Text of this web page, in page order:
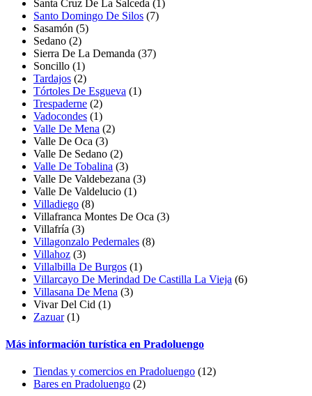
Santa Cruz De La Salceda (1)
Santo Domingo De Silos (7)
Sasamón (5)
Sedano (2)
Sierra De La Demanda (37)
Soncillo (1)
Tardajos (2)
Tórtoles De Esgueva (1)
Trespaderne (2)
Vadocondes (1)
Valle De Mena (2)
Valle De Oca (3)
Valle De Sedano (2)
Valle De Tobalina (3)
Valle De Valdebezana (3)
Valle De Valdelucio (1)
Villadiego (8)
Villafranca Montes De Oca (3)
Villafría (3)
Villagonzalo Pedernales (8)
Villahoz (3)
Villalbilla De Burgos (1)
Villarcayo De Merindad De Castilla La Vieja (6)
Villasana De Mena (3)
Vivar Del Cid (1)
Zazuar(1)
Más información turística en Pradoluengo
Tiendas y comercios en Pradoluengo (12)
Bares en Pradoluengo (2)